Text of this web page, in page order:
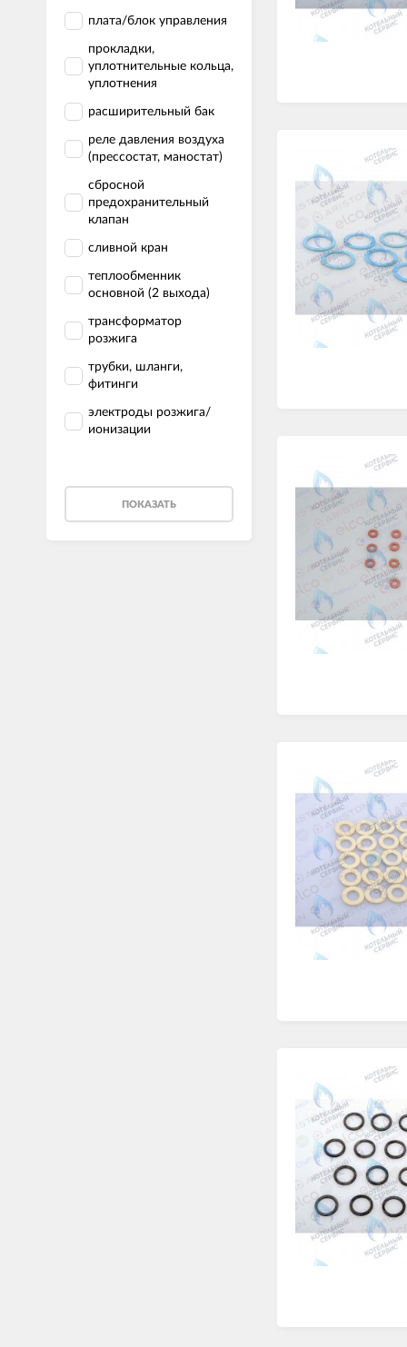
плата/блок управления
прокладки,
уплотнительные кольца,
уплотнения
расширительный бак
реле давления воздуха
(прессостат, маностат)
сбросной
предохранительный
клапан
сливной кран
теплообменник
основной (2 выхода)
трансформатор
розжига
трубки, шланги,
фитинги
электроды розжига/
ионизации
ПОКАЗАТЬ